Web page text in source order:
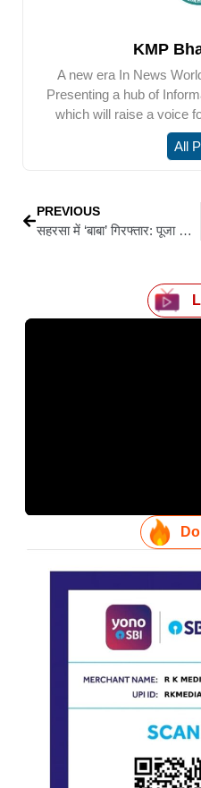
KMP
A new era In News
Presenting a hub of
which will raise a voice
All
PREVIOUS
सहरसा में ‘बाबा’ गिरफ्तार: पूजा के बहाने करता रहा शोषण, वीडियो वायरल करने की धमकी से पीड़िता पहुंची आत्महत्या तक